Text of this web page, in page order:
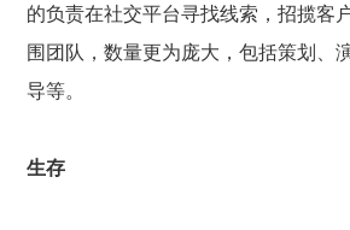
的负责在社交平台寻找线索，招揽客
围团队，数量更为庞大，包括策划、
导等。
生存